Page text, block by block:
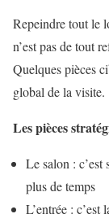
Repeindre tout le
n’est pas de tout
Quelques pièces
global de la visite.
Les pièces
Le salon : c’est
plus de temps
L’entrée :